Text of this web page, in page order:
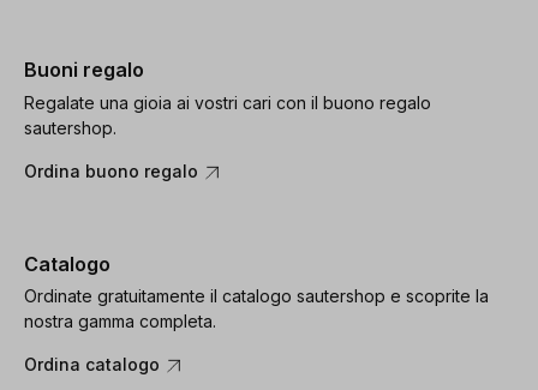
Buoni regalo
Regalate una gioia ai vostri cari con il buono regalo
sautershop.
Ordina buono regalo
Catalogo
Ordinate gratuitamente il catalogo sautershop e scoprite la
nostra gamma completa.
Ordina catalogo